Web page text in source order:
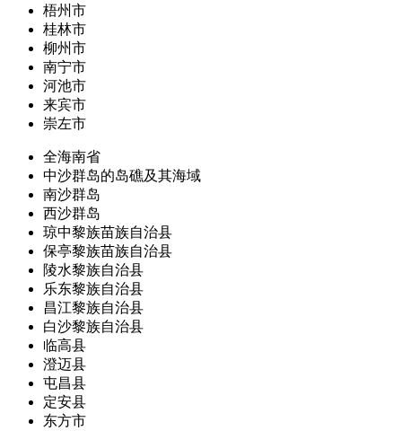
梧州市
桂林市
柳州市
南宁市
河池市
来宾市
崇左市
全海南省
中沙群岛的岛礁及其海域
南沙群岛
西沙群岛
琼中黎族苗族自治县
保亭黎族苗族自治县
陵水黎族自治县
乐东黎族自治县
昌江黎族自治县
白沙黎族自治县
临高县
澄迈县
屯昌县
定安县
东方市